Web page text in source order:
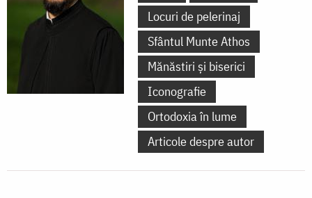
Locuri de pelerinaj
Sfântul Munte Athos
Mănăstiri și biserici
Iconografie
Ortodoxia în lume
Articole despre autor